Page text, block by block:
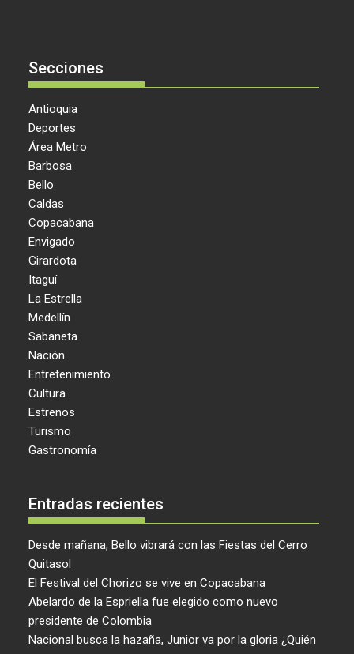
Secciones
Antioquia
Deportes
Área Metro
Barbosa
Bello
Caldas
Copacabana
Envigado
Girardota
Itaguí
La Estrella
Medellín
Sabaneta
Nación
Entretenimiento
Cultura
Estrenos
Turismo
Gastronomía
Entradas recientes
Desde mañana, Bello vibrará con las Fiestas del Cerro
Quitasol
El Festival del Chorizo se vive en Copacabana
Abelardo de la Espriella fue elegido como nuevo
presidente de Colombia
Nacional busca la hazaña, Junior va por la gloria ¿Quién